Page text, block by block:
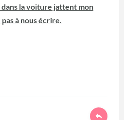
la voiture jattent mon
à nous écrire.